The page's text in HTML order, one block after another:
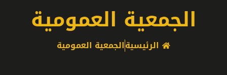
الجمعية العمومية
الرئيسيةالجمعية العمومية